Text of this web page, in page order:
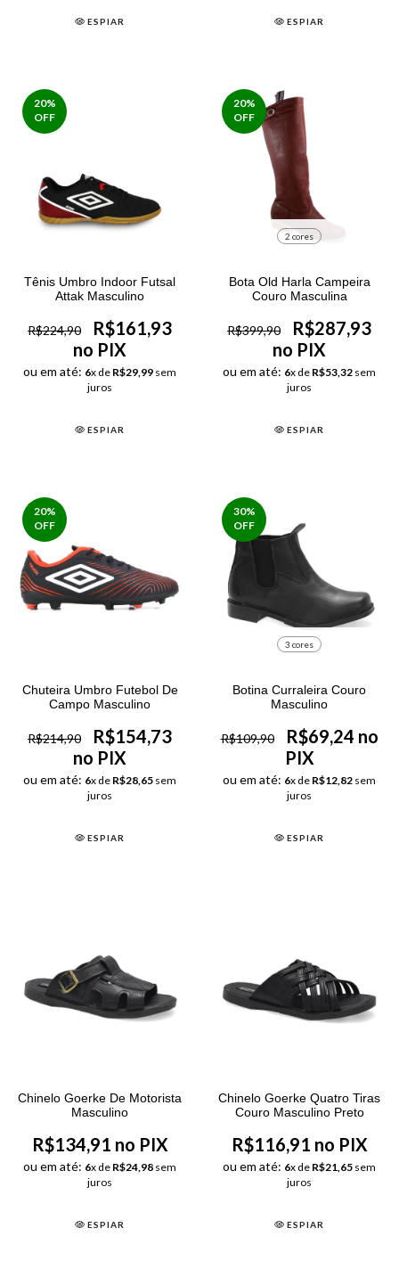
ESPIAR ESPIAR
20%
OFF
Tênis Umbro Indoor Futsal
Attak Masculino
R$224,90
R$161,93
no PIX
ou em até: 6x de R$29,99 sem
juros
ESPIAR
20%
OFF
2 cores
Bota Old Harla Campeira
Couro Masculina
R$399,90
R$287,93
no PIX
ou em até: 6x de R$53,32 sem
juros
ESPIAR
20%
OFF
Chuteira Umbro Futebol De
Campo Masculino
R$214,90
R$154,73
no PIX
ou em até: 6x de R$28,65 sem
juros
ESPIAR
30%
OFF
3 cores
Botina Curraleira Couro
Masculino
R$109,90
R$69,24 no
PIX
ou em até: 6x de R$12,82 sem
juros
ESPIAR
Chinelo Goerke De Motorista
Masculino
R$134,91 no PIX
ou em até: 6x de R$24,98 sem
juros
ESPIAR
Chinelo Goerke Quatro Tiras
Couro Masculino Preto
R$116,91 no PIX
ou em até: 6x de R$21,65 sem
juros
ESPIAR